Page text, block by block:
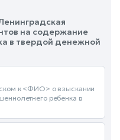
на содержание
в твердой денежной
к <ФИО> о взыскании
ребенка в